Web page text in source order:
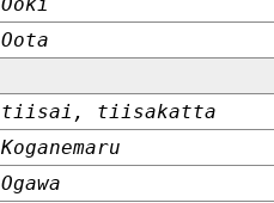
Oota
tiisai, tiisakatta
Koganemaru
Ogawa